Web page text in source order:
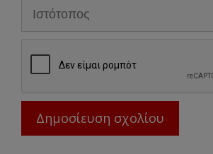
Ιστότοπος